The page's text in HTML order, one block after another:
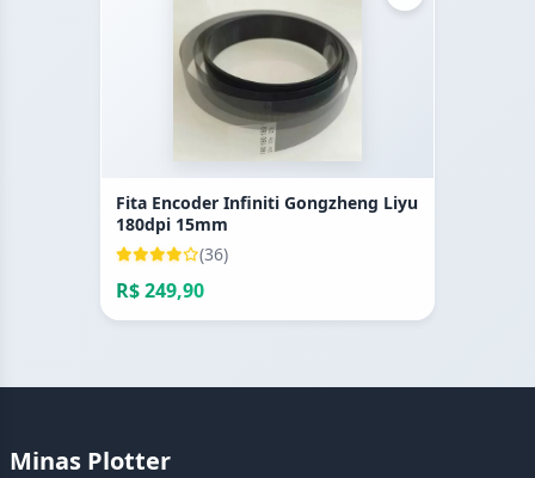
Fita Encoder Infiniti Gongzheng Liyu
180dpi 15mm
(36)
R$ 249,90
Minas Plotter